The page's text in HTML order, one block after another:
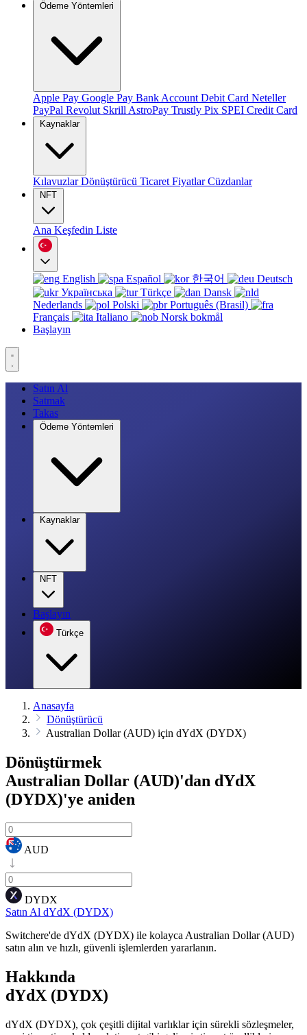
Ödeme Yöntemleri
Apple Pay Google Pay Bank Account Debit Card Neteller
PayPal Revolut Skrill AstroPay Trustly Pix SPEI Credit Card
Kaynaklar
KılavuzlarDönüştürücü Ticaret FiyatlarCüzdanlar
NFT
Ana Keşfedin Liste
English Español 한국어
Deutsch
Українська
Türkçe
Dansk
Nederlands
Polski
Português (Brasil)
Français
Italiano
Norsk bokmål
Başlayın
Satın Al
Satmak
Takas
Ödeme Yöntemleri
Kaynaklar
NFT
Başlayın
Türkçe
Anasayfa
Dönüştürücü
Australian Dollar (AUD) için dYdX (DYDX)
Dönüştürmek
Australian Dollar (AUD)'dan dYdX
(DYDX)'ye aniden
AUD
DYDX
Satın Al dYdX (DYDX)
Switchere'de dYdX (DYDX) ile kolayca Australian Dollar (AUD)
satın alın ve hızlı, güvenli işlemlerden yararlanın.
Hakkında
dYdX (DYDX)
dYdX (DYDX), çok çeşitli dijital varlıklar için sürekli sözleşmeler,